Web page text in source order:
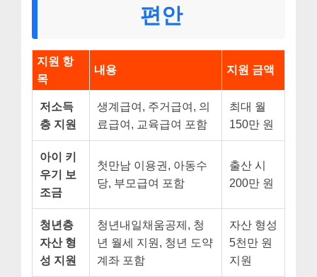
편안
지원 항
목
내용 지원 금액
저소득
층 지원
생계급여, 주거급여, 의
료급여, 교육급여 포함
최대 월
150만 원
아이 키
우기 보
조금
첫만남 이용권, 아동수
당, 부모급여 포함
출산 시
200만 원
청년층
자산 형
성 지원
청년내일채움공제, 청
년 월세 지원, 청년 도약
계좌 포함
자산 형성
5천만 원
지원